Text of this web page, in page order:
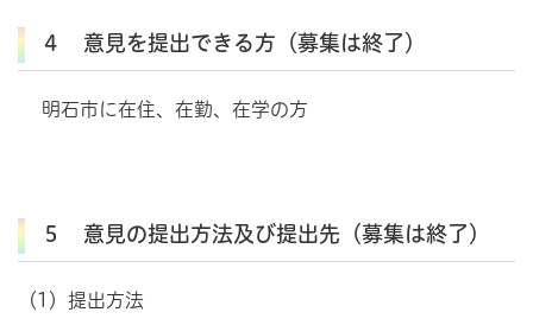
４ 意見を提出できる方（募集は終了）
明石市に在住、在勤、在学の方
５ 意見の提出方法及び提出先（募集は終了）
（1）提出方法